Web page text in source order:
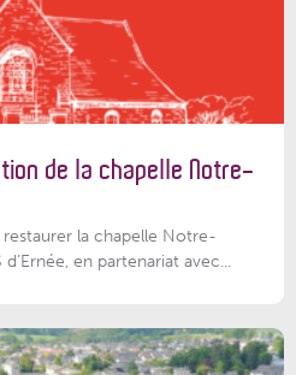
de la chapelle Notre-
la chapelle Notre-
en partenariat avec...